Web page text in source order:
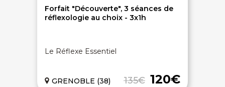
Forfait "Découverte", 3 séances de
réflexologie au choix - 3x1h
Le Réflexe Essentiel
135€ 120€
GRENOBLE (38)